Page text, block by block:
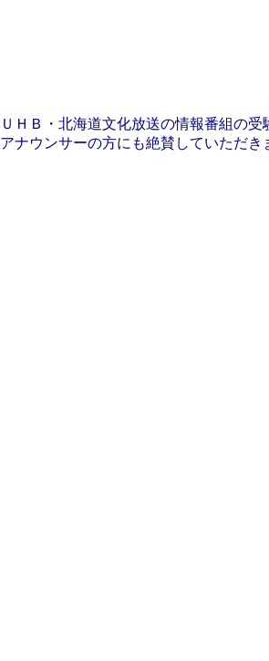
ＵＨＢ・北海道文化放送の情報番組の
アナウンサーの方にも絶賛していただき